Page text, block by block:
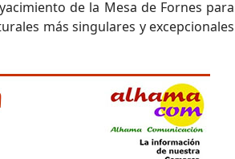
de la Mesa de Fornes para
más singulares y excepcionales